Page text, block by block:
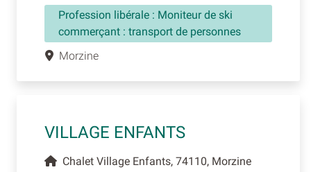
Profession libérale : Moniteur de ski
commerçant : transport de personnes
Morzine
VILLAGE ENFANTS
Chalet Village Enfants, 74110, Morzine